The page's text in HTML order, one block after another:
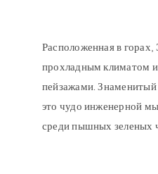
Расположенная в горах,
прохладным климатом
пейзажами.
это чудо инженерной
среди пышных зеленых